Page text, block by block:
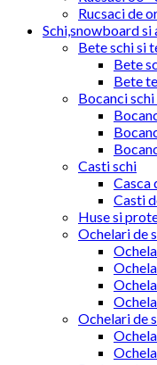
Rucsaci de
Schi,snowboard si
Bete schi si
Bete
Bete
Bocanci
Casti schi
Casca
Casti
Huse si
Ochelari de
Ochelari de